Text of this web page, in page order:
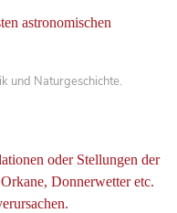
astronomischen
und Naturgeschichte.
oder Stellungen der
Donnerwetter etc.